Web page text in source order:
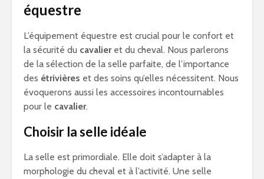
équestre
L’équipement équestre est crucial pour le confort et
la sécurité du cavalieret du cheval. Nous parlerons
de la sélection de la selle parfaite, de l’importance
des étrivières et des soins qu’elles nécessitent. Nous
évoquerons aussi les accessoires incontournables
pour le cavalier.
Choisir la selle idéale
La selle est primordiale. Elle doit s’adapter à la
morphologie du cheval et à l’activité. Une selle